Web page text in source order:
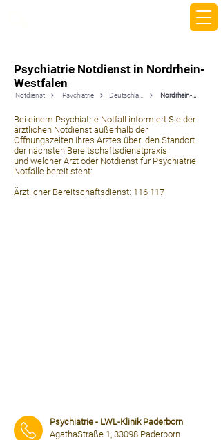
Psychiatrie Notdienst in Nordrhein-
Westfalen
Notdienst Psychiatrie Nordrhein-Westfalen
Bei einem Psychiatrie Notfall informiert Sie der
ärztlichen Notdienst außerhalb der
Öffnungszeiten Ihres Arztes über den Standort
der nächsten Bereitschaftsdienstpraxis
und welcher Arzt oder Notdienst für Psychiatrie
Notfälle bereit steht:
Ärztlicher Bereitschaftsdienst: 116 117
Psychiatrie - LWL-Klinik Paderborn
AgathaStraße 1, 33098 Paderborn